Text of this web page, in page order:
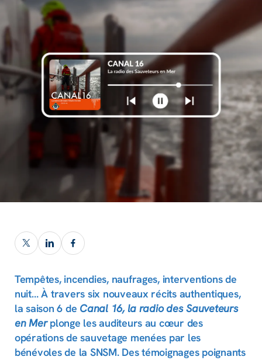
Tempêtes, incendies, naufrages, interventions de
nuit… À travers six nouveaux récits authentiques,
la saison 6 de Canal 16, la radio des Sauveteurs
en Merplonge les auditeurs au cœur des
opérations de sauvetage menées par les
bénévoles de la SNSM. Des témoignages poignants